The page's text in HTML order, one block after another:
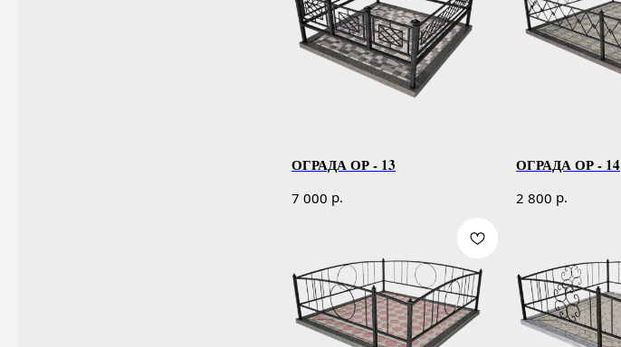
ОГРАДА ОР - 13
7 000 р.
ОГРАДА ОР - 14
2 800 р.